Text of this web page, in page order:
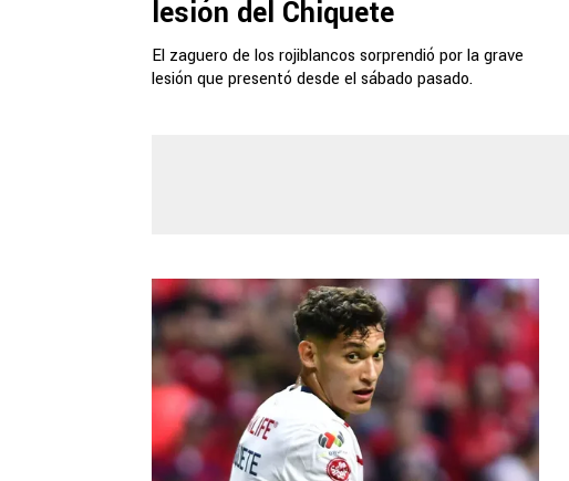
lesión del Chiquete
El zaguero de los rojiblancos sorprendió por la grave
lesión que presentó desde el sábado pasado.